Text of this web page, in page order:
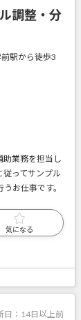
調整・分
駅から徒歩3
助業務を担当し
従ってサンプル
お仕事です。
気になる
日： 14日以上前